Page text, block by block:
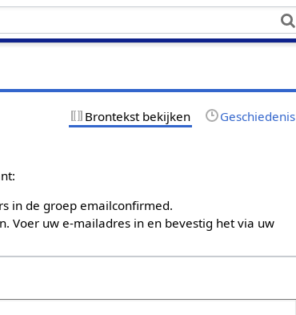
Brontekst bekijken Geschiedenis
in de groep emailconfirmed.
Voer uw e-mailadres in en bevestig het via uw